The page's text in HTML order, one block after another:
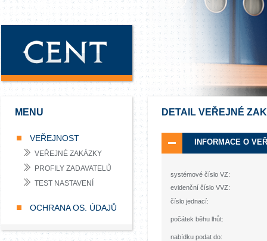
MENU
VEŘEJNOST
VEŘEJNÉ ZAKÁZKY
PROFILY ZADAVATELŮ
TEST NASTAVENÍ
OCHRANA OS. ÚDAJŮ
DETAIL VEŘEJNÉ
INFORMACE O
systémové číslo VZ:
evidenční číslo VVZ:
číslo jednací:
počátek běhu lhůt:
nabídku podat do: